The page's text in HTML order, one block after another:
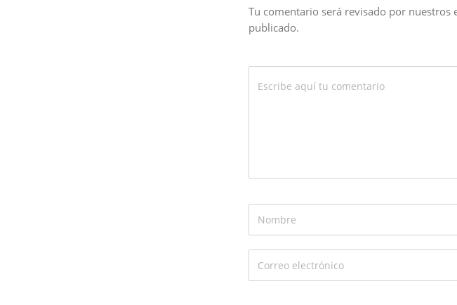
Tu comentario será revisado por nuestros
publicado.